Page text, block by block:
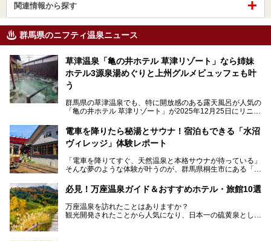
関連情報から探す
群馬県のニフティ温泉ニュース
草津温泉「亀の井ホテル 草津リゾート」なら姉妹
ホテル3源泉湯めぐりと上州グルメビュッフェも叶
う
群馬県の草津温泉でも、特に開放感のある露天風呂が人気の
「亀の井ホテル 草津リゾート」が2025年12月25日にリニュ
ロビーや客室が綺麗になって、上州グルメにこだわったビュ
ッフェも人気！アクセスはシャトルバスで楽々、さらに草津
温泉にある姉妹ホテルの「草津温泉 大東舘」「亀の井ホテ
今回はそんな「亀の井ホテル 草津リゾート」を徹底レポー
───
提供元：アイコニア・ホスピタリティ株式会社【PR】
この記事は亀の井ホテル 草津リゾートのPR記事です。
電車を降りたら秘湯とサウナ！宿泊もできる「水沼
ヴィレッジ」体験レポート
「電車を降りてすぐ、天然温泉と本格サウナが待っている」
そんな夢のような体験が叶うのが、群馬県桐生市にある「駅
日帰り温泉の「水沼の湯」と宿泊もできる「サウナの森」、
２つのエリアがあります。
今回は、その中でも特にユニークな駅直結の「水沼の湯」の
魅力に焦点を当て、温泉好き、サウナー、そして電車旅好き
必見！万座温泉ガイド＆おすすめホテル・旅館10選
万座温泉を訪れたことはありますか？
観光開発されたことから人気になり、日本一の硫黄泉として